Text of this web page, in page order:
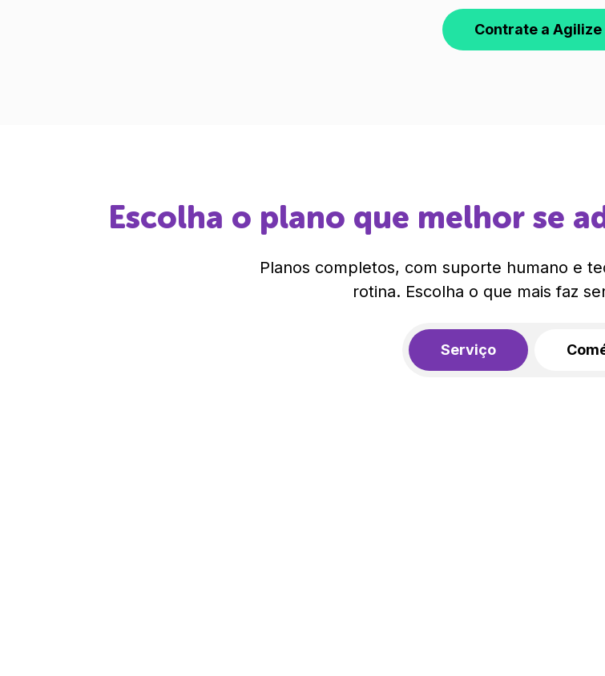
Contrate a Agilize
Escolha o plano que melhor se
Planos completos, com suporte humano e
rotina. Escolha o que mais faz
Serviço